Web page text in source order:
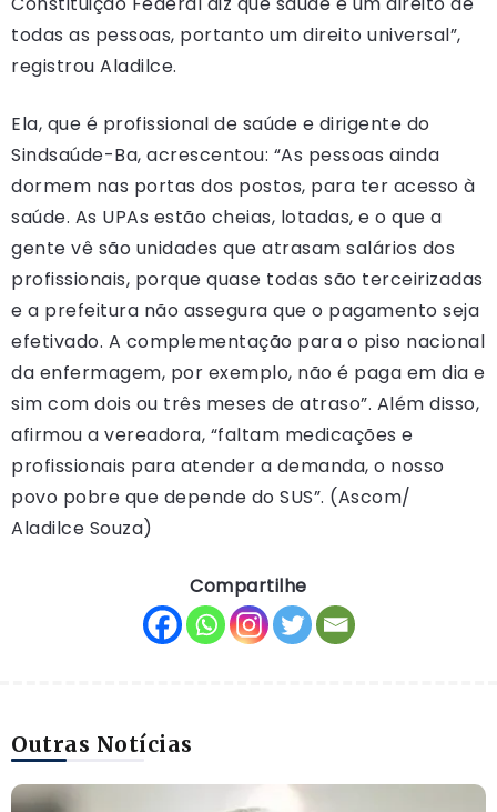
todas as pessoas, portanto um direito universal”,
registrou Aladilce.
Ela, que é profissional de saúde e dirigente do
Sindsaúde-Ba, acrescentou: “As pessoas ainda
dormem nas portas dos postos, para ter acesso à
saúde. As UPAs estão cheias, lotadas, e o que a
gente vê são unidades que atrasam salários dos
profissionais, porque quase todas são terceirizadas
e a prefeitura não assegura que o pagamento seja
efetivado. A complementação para o piso nacional
da enfermagem, por exemplo, não é paga em dia e
sim com dois ou três meses de atraso”. Além disso,
afirmou a vereadora, “faltam medicações e
profissionais para atender a demanda, o nosso
povo pobre que depende do SUS”. (Ascom/
Aladilce Souza)
Compartilhe
Outras Notícias